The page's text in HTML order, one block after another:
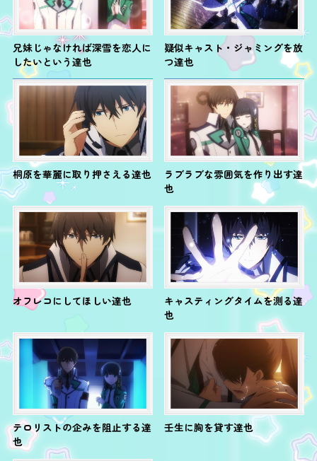
兄妹じゃなければ深雪を恋人に
したいという達也
疑似キャスト・ジャミングを放
つ達也
桐原を華麗に取り押さえる達也
ラブラブな雰囲気を作り出す達
也
オフレコにしてほしい達也
キャスティングタイムを測る達
也
テロリストの企みを阻止する達
也
壬生に胸を貸す達也